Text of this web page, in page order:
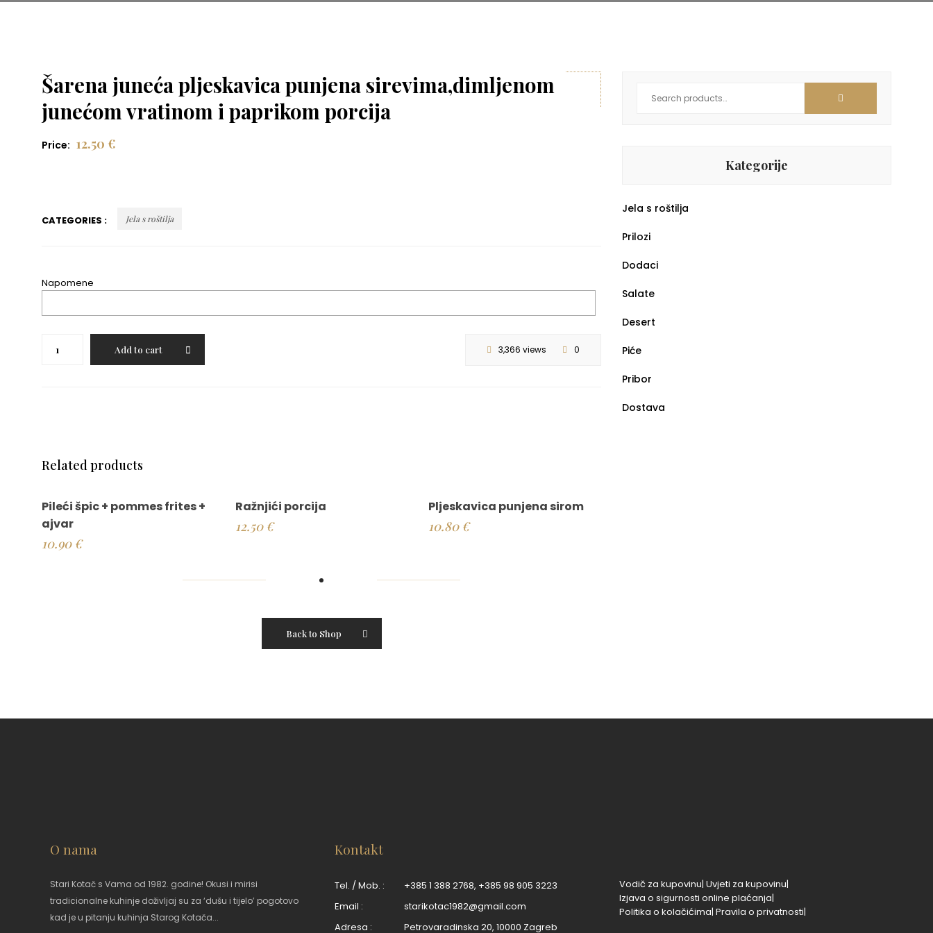
Šarena juneća pljeskavica punjena sirevima,dimljenom
junećom vratinom i paprikom porcija
Price: 12.50 €
CATEGORIES : Jela s roštilja
Napomene
juneća
pljeskavica
porcija
Add to cart 3,366 views 0
Related products
Pileći špic + pommes frites +
ajvar
10.90 €
Ražnjići porcija
12.50 €
Pljeskavica punjena sirom
10.80 €
Back to Shop
Kategorije
Jela s roštilja
Prilozi
Dodaci
Salate
Desert
Piće
Pribor
Dostava
O nama
Stari Kotač s Vama od 1982. godine! Okusi i mirisi
tradicionalne kuhinje doživljaj su za ‘dušu i tijelo’ pogotovo
kad je u pitanju kuhinja Starog Kotača...
Kontakt
Tel. / Mob. : +385 1 388 2768, +385 98 905 3223
Email :
starikotac1982@gmail.com
Adresa :
Petrovaradinska 20, 10000 Zagreb
Vodič za kupovinu| Uvjeti za kupovinu|
Izjava o sigurnosti online plaćanja|
Politika o kolačićima| Pravila o privatnosti|